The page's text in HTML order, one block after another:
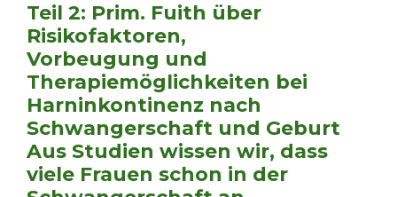
Teil 2: Prim. Fuith über
Risikofaktoren,
Vorbeugung und
Therapiemöglichkeiten bei
Harninkontinenz nach
Schwangerschaft und Geburt
Aus Studien wissen wir, dass
viele Frauen schon in der